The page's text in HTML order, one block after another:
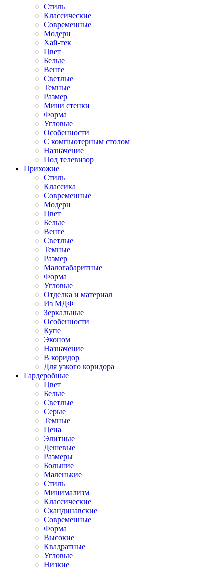
Стиль
Классические
Современные
Модерн
Хай-тек
Цвет
Белые
Венге
Светлые
Темные
Размер
Мини стенки
Форма
Угловые
Особенности
С компьютерным столом
Назначение
Под телевизор
Прихожие
Стиль
Классика
Современные
Модерн
Цвет
Белые
Венге
Светлые
Темные
Размер
Малогабаритные
Форма
Угловые
Отделка и материал
Из МДФ
Зеркальные
Особенности
Купе
Эконом
Назначение
В коридор
Для узкого коридора
Гардеробные
Цвет
Белые
Светлые
Серые
Темные
Цена
Элитные
Дешевые
Размеры
Большие
Маленькие
Стиль
Минимализм
Классические
Скандинавские
Современные
Форма
Высокие
Квадратные
Угловые
Низкие